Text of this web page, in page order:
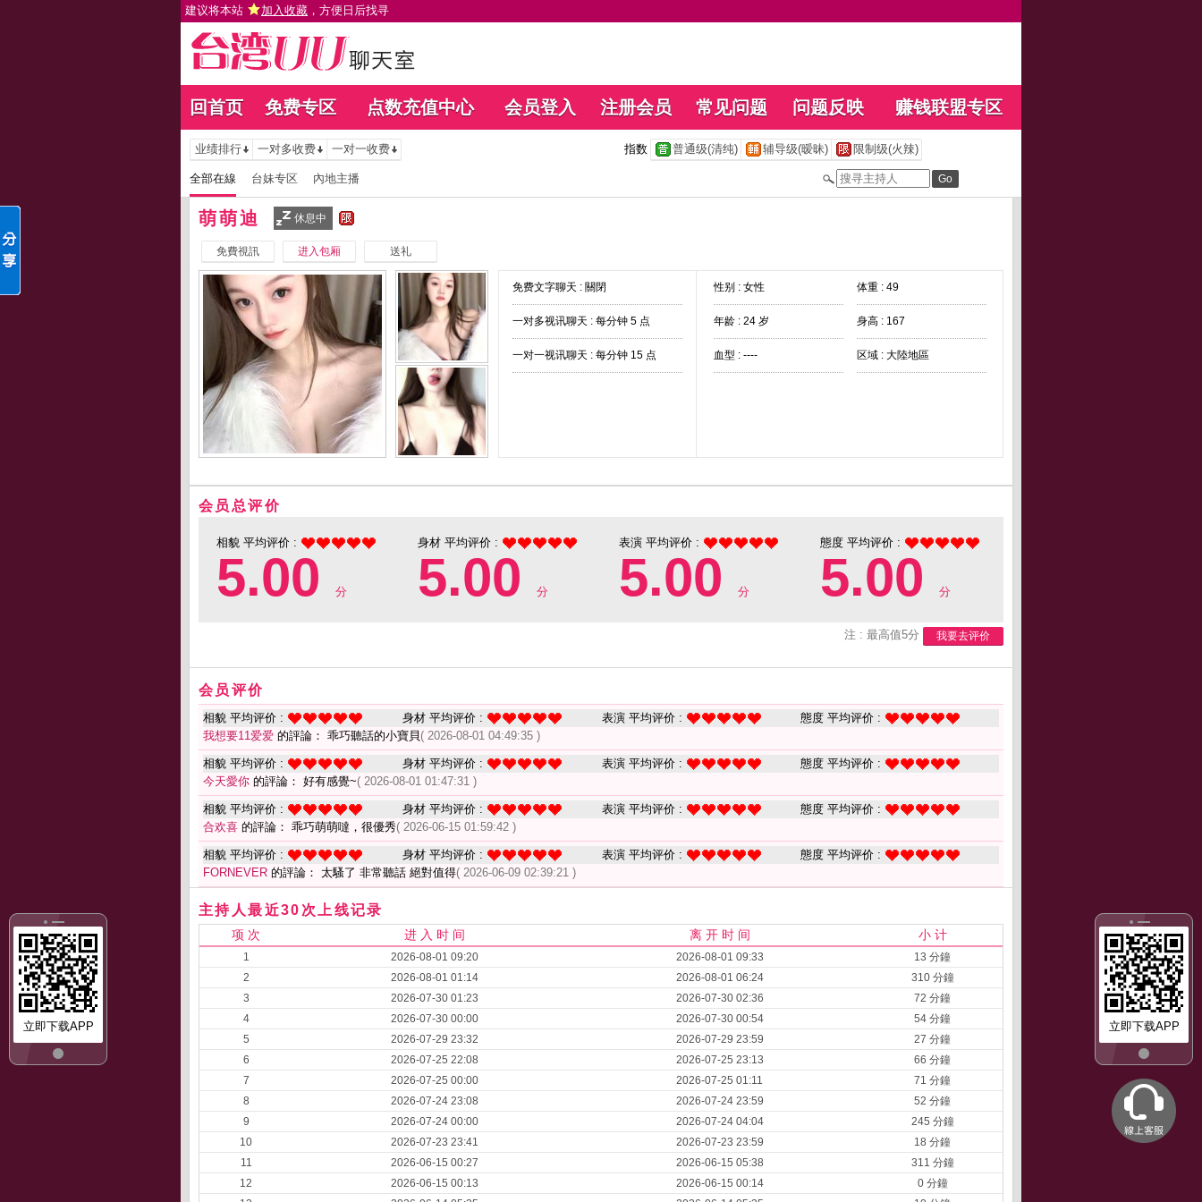
建议将本站 加入收藏 ，方便日后找寻
回首页 免费专区 点数充值中心 会员登入 注册会员 常见问题 问题反映 赚钱联盟专区
立即下载APP
立即下载APP
业绩排行 一对多收费 一对一收费 指数 普通级(清纯) 辅导级(暧昧) 限制级(火辣)
全部在線 台妹专区 內地主播
萌萌迪 休息中
免費視訊 进入包厢 送礼
免费文字聊天 : 關閉
一对多视讯聊天 : 每分钟 5 点
一对一视讯聊天 : 每分钟 15 点
性别 : 女性 体重 : 49
年龄 : 24 岁 身高 : 167
血型 : ---- 区域 : 大陸地區
会员总评价
相貌 平均评价 :
5.00 分
身材 平均评价 :
5.00 分
表演 平均评价 :
5.00 分
態度 平均评价 :
5.00 分
注 : 最高值5分 我要去评价
会员评价
相貌 平均评价 : 身材 平均评价 : 表演 平均评价 :
態度 平均评价 :
我想要11爱爱 的評論： 乖巧聽話的小寶貝 ( 2026-08-01 04:49:35 )
相貌 平均评价 : 身材 平均评价 : 表演 平均评价 :
態度 平均评价 :
今天愛你 的評論： 好有感覺~( 2026-08-01 01:47:31 )
相貌 平均评价 : 身材 平均评价 : 表演 平均评价 :
態度 平均评价 :
合欢喜 的評論： 乖巧萌萌噠，很優秀( 2026-06-15 01:59:42 )
相貌 平均评价 : 身材 平均评价 : 表演 平均评价 :
態度 平均评价 :
FORNEVER 的評論： 太騷了 非常聽話 絕對值得( 2026-06-09 02:39:21 )
主持人最近30次上线记录
项 次 进 入 时 间 离 开 时 间 小 计
1 2026-08-01 09:20 2026-08-01 09:33
13 分鐘
2
2026-08-01 01:14 2026-08-01 06:24
310 分鐘
3
2026-07-30 01:23 2026-07-30 02:36
72 分鐘
4
2026-07-30 00:00 2026-07-30 00:54
54 分鐘
5
2026-07-29 23:32 2026-07-29 23:59
27 分鐘
6
2026-07-25 22:08 2026-07-25 23:13
66 分鐘
7
2026-07-25 00:00 2026-07-25 01:11
71 分鐘
8
2026-07-24 23:08 2026-07-24 23:59
52 分鐘
9
2026-07-24 00:00 2026-07-24 04:04
245 分鐘
10
2026-07-23 23:41 2026-07-23 23:59
18 分鐘
11
2026-06-15 00:27 2026-06-15 05:38
311 分鐘
12
2026-06-15 00:13 2026-06-15 00:14
0 分鐘